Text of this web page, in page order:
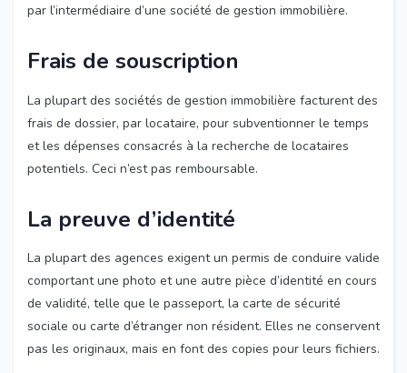
par l’intermédiaire d’une société de gestion immobilière.
Frais de souscription
La plupart des sociétés de gestion immobilière facturent des
frais de dossier, par locataire, pour subventionner le temps
et les dépenses consacrés à la recherche de locataires
potentiels. Ceci n’est pas remboursable.
La preuve d’identité
La plupart des agences exigent un permis de conduire valide
comportant une photo et une autre pièce d’identité en cours
de validité, telle que le passeport, la carte de sécurité
sociale ou carte d’étranger non résident. Elles ne conservent
pas les originaux, mais en font des copies pour leurs fichiers.